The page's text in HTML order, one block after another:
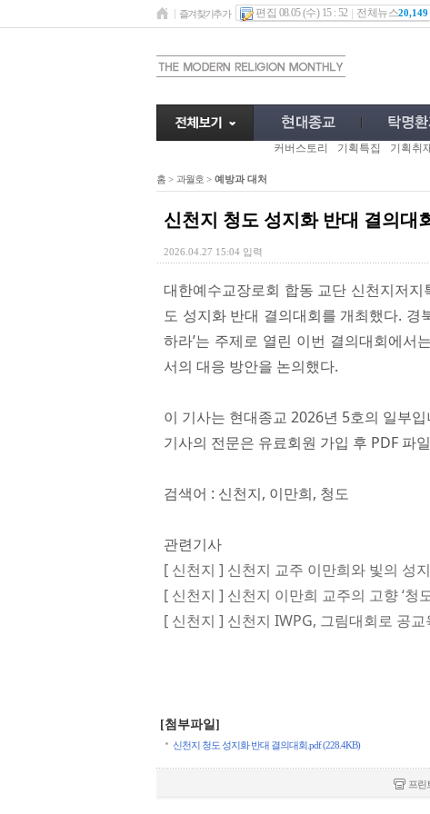
즐겨찾기추가 편집 08.05 (수) 15 : 52 전체뉴스20,149
커버스토리 기획특집 기획취
홈 > 과월호 > 예방과 대처
신천지 청도 성지화 반대 결의대
2026.04.27 15:04 입력
대한예수교장로회 합동 교단 신천지저
도 성지화 반대 결의대회를 개최했다. 경
하라’는 주제로 열린 이번 결의대회에서
서의 대응 방안을 논의했다.
이 기사는 현대종교 2026년 5호의 일부입
기사의 전문은 유료회원 가입 후 PDF 파
검색어 : 신천지, 이만희, 청도
관련기사
[ 신천지 ] 신천지 교주 이만희와 빛의 성지
[ 신천지 ] 신천지 이만희 교주의 고향 ‘청
[ 신천지 ] 신천지 IWPG, 그림대회로 공교
[첨부파일]
신천지 청도 성지화 반대 결의대회.pdf (228.4KB)
프린